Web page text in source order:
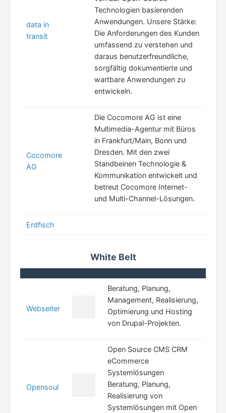
data in
transit
Technologien basierenden
Anwendungen. Unsere Stärke:
Die Anforderungen des Kunden
umfassend zu verstehen und
daraus benutzerfreundliche,
sorgfältig dokumentierte und
wartbare Anwendungen zu
entwickeln.
Cocomore
AG
Die Cocomore AG ist eine
Multimedia-Agentur mit Büros
in Frankfurt/Main, Bonn und
Dresden. Mit den zwei
Standbeinen Technologie &
Kommunikation entwickelt und
betreut Cocomore Internet-
und Multi-Channel-Lösungen.
Erdfisch
White Belt
Webseiter
Beratung, Planung,
Management, Realisierung,
Optimierung und Hosting
von Drupal-Projekten.
Opensoul
Open Source CMS CRM
eCommerce
Systemlösungen
Beratung, Planung,
Realisierung von
Systemlösungen mit Open